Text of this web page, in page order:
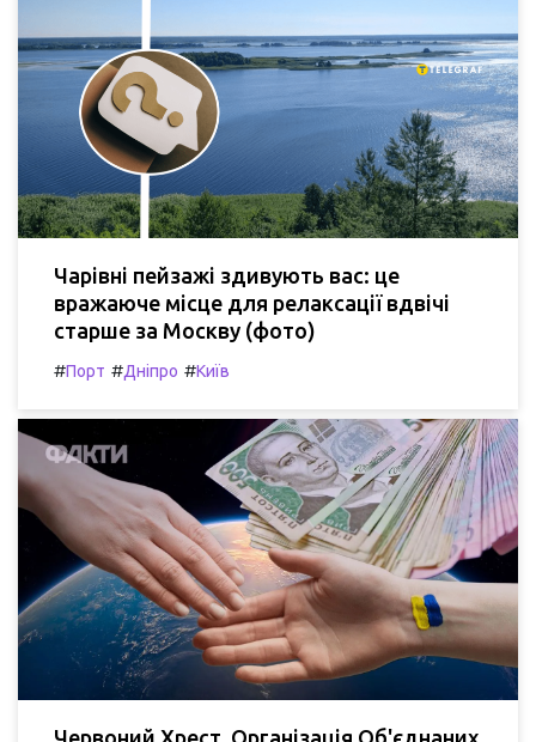
Чарівні пейзажі здивують вас: це
вражаюче місце для релаксації вдвічі
старше за Москву (фото)
#Порт #Дніпро #Київ
Червоний Хрест, Організація Об'єднаних